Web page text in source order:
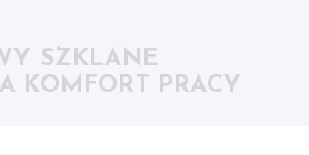
SZKLANE
KOMFORT PRACY